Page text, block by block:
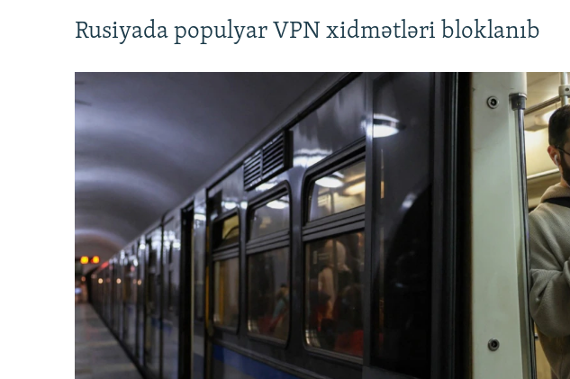
Rusiyada populyar VPN xidmətləri bloklanıb